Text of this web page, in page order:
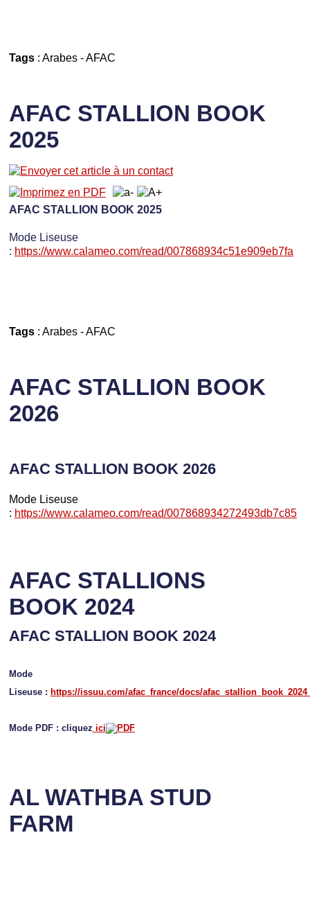
Tags: Arabes-AFAC
AFAC STALLION BOOK
2025
AFAC STALLION BOOK 2025
Mode Liseuse
: https://www.calameo.com/read/007868934c51e909eb7fa
Tags: Arabes-AFAC
AFAC STALLION BOOK
2026
AFAC STALLION BOOK 2026
Mode Liseuse
: https://www.calameo.com/read/007868934272493db7c85
AFAC STALLIONS
BOOK 2024
AFAC STALLION BOOK 2024
Mode
Liseuse : https://issuu.com/afac_france/docs/
Mode PDF : cliquez ici
AL WATHBA STUD
FARM